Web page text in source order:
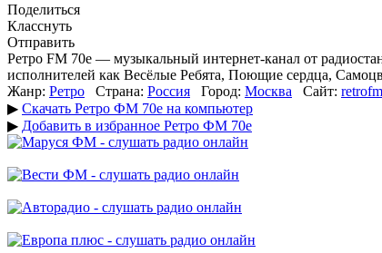
Поделиться
Класснуть
Отправить
Ретро FM 70е — музыкальный интернет-канал от
исполнителей как Весёлые Ребята, Поющие сердца,
Жанр: Ретро Страна: Россия Город: Москва Сайт:
▶ Скачать Ретро ФМ 70е на компьютер
▶ Добавить в избранное Ретро ФМ 70е